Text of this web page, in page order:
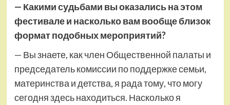
— Какими судьбами вы оказались на этом
фестивале и насколько вам вообще близок
формат подобных мероприятий?
— Вы знаете, как член Общественной палаты и
председатель комиссии по поддержке семьи,
материнства и детства, я рада тому, что могу
сегодня здесь находиться. Насколько я